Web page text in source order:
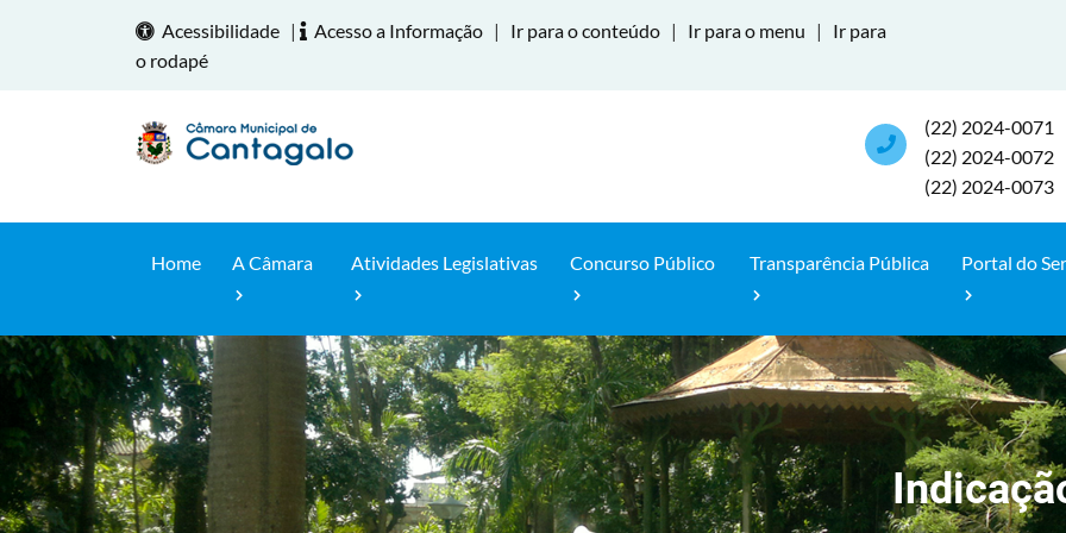
Acessibilidade | Acesso a Informação | Ir para o conteúdo | Ir para o menu |
Ir para
o rodapé
(22) 2024-0071
(22) 2024-0072
(22) 2024-0073
Home A Câmara Atividades Legislativas Concurso Público Transparência Pública Portal do